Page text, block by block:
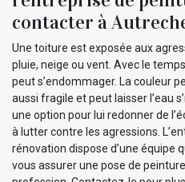
contacter à
Une toiture est exposée aux
pluie, neige ou vent. Avec le
peut s’endommager. La couleur
aussi fragile et peut laisser l’eau
une option pour lui redonner de
à lutter contre les agressions.
rénovation dispose d’une équipe
vous assurer une pose de